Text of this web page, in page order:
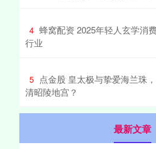
4 蜂窝配资 2025年轻人玄学消
行业
5 点金股 皇太极与挚爱海兰珠
清昭陵地宫？
最新文章